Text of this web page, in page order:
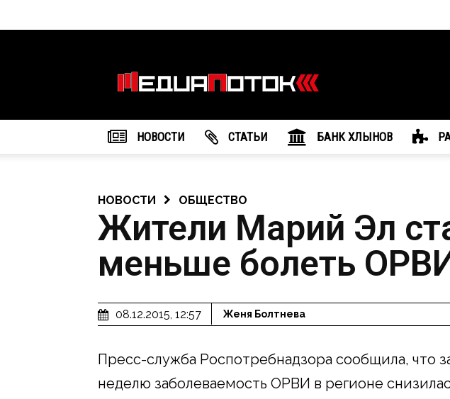
агентство
"МедиаПоток"
НОВОСТИ CТАТЬИ БАНК ХЛЫНОВ
НОВОСТИ ОБЩЕСТВО
Жители Марий Эл
меньше болеть
08.12.2015, 12:57 Женя Болтнева
Пресс-служба Роспотребнадзора сообщила, что
неделю заболеваемость ОРВИ в регионе